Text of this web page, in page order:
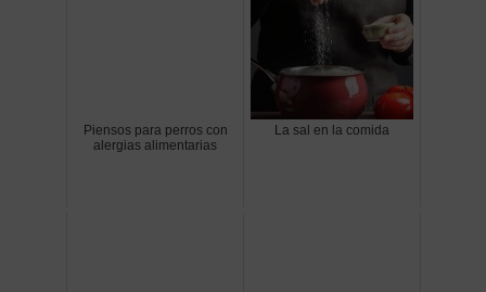
Piensos para perros con
alergias alimentarias
La sal en la comida